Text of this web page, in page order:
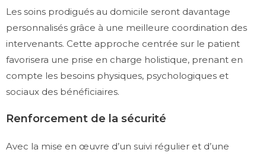
Les soins prodigués au domicile seront davantage
personnalisés grâce à une meilleure coordination des
intervenants. Cette approche centrée sur le patient
favorisera une prise en charge holistique, prenant en
compte les besoins physiques, psychologiques et
sociaux des bénéficiaires.
Renforcement de la sécurité
Avec la mise en œuvre d’un suivi régulier et d’une